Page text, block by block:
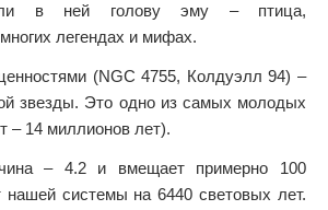
в ней голову эму – птица,
легендах и мифах.
(NGC 4755, Колдуэлл 94) –
звезды. Это одно из самых молодых
– 14 миллионов лет).
– 4.2 и вмещает примерно 100
нашей системы на 6440 световых лет.